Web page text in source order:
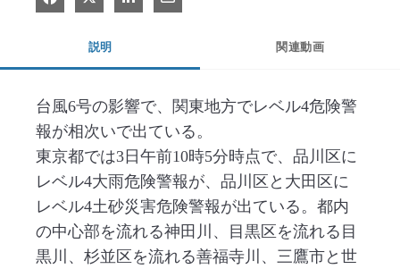
説明 関連動画
台風6号の影響で、関東地方でレベル4危険警
報が相次いで出ている。
東京都では3日午前10時5分時点で、品川区に
レベル4大雨危険警報が、品川区と大田区に
レベル4土砂災害危険警報が出ている。都内
の中心部を流れる神田川、目黒区を流れる目
黒川、杉並区を流れる善福寺川、三鷹市と世